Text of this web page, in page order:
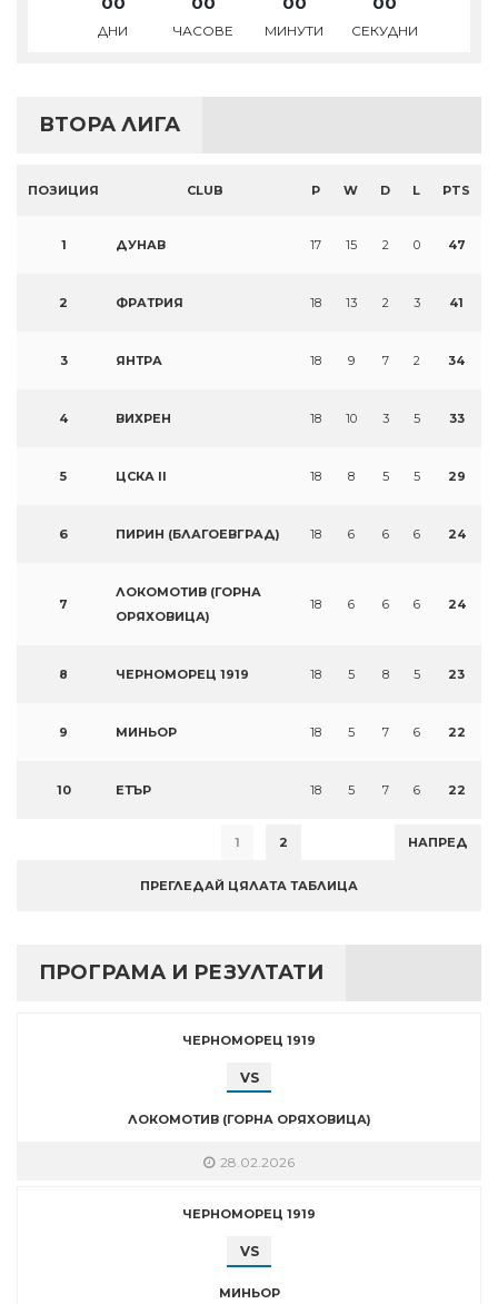
ДНИ ЧАСОВЕ МИНУТИ СЕКУДНИ
ВТОРА ЛИГА
ПОЗИЦИЯ CLUB P W D L PTS
1 ДУНАВ 17 15 2 0 47
2 ФРАТРИЯ 18 13 2 3 41
3 ЯНТРА 18 9 7 2 34
4 ВИХРЕН 18 10 3 5 33
5 ЦСКА II 18 8 5 5 29
6 ПИРИН (БЛАГОЕВГРАД) 18 6 6 6 24
7
ЛОКОМОТИВ (ГОРНА
ОРЯХОВИЦА)
18 6 6 6 24
8 ЧЕРНОМОРЕЦ 1919 18 5 8 5 23
9 МИНЬОР 18 5 7 6 22
10 ЕТЪР 18 5 7 6 22
1 2 НАПРЕД
ПРЕГЛЕДАЙ ЦЯЛАТА ТАБЛИЦА
ПРОГРАМА И РЕЗУЛТАТИ
ЧЕРНОМОРЕЦ 1919
VS
ЛОКОМОТИВ (ГОРНА ОРЯХОВИЦА)
28.02.2026
ЧЕРНОМОРЕЦ 1919
VS
МИНЬОР